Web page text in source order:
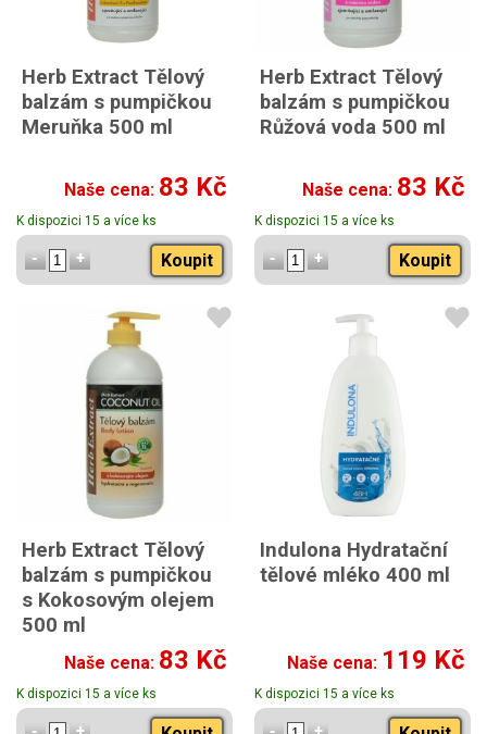
Herb Extract Tělový
balzám s pumpičkou
Meruňka 500 ml
Naše cena: 83 Kč
K dispozici 15 a více ks
Koupit
Herb Extract Tělový
balzám s pumpičkou
Růžová voda 500 ml
Naše cena: 83 Kč
K dispozici 15 a více ks
Koupit
Herb Extract Tělový
balzám s pumpičkou
s Kokosovým olejem
500 ml
Naše cena: 83 Kč
K dispozici 15 a více ks
Indulona Hydratační
tělové mléko 400 ml
Naše cena: 119 Kč
K dispozici 15 a více ks